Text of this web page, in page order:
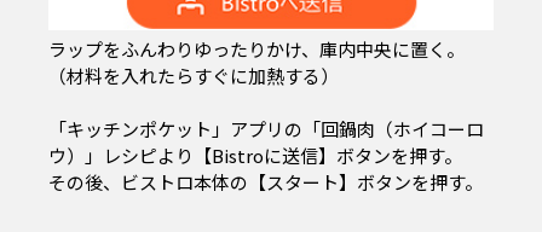
ラップをふんわりゆったりかけ、庫内中央に置く。
（材料を入れたらすぐに加熱する）
「キッチンポケット」アプリの「回鍋肉（ホイコーロ
ウ）」レシピより【Bistroに送信】ボタンを押す。
その後、ビストロ本体の【スタート】ボタンを押す。